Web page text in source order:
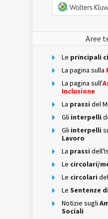
Aree
Le principali
La pagina sulla
La pagina sull'
Inclusione
La prassi del
Gli interpelli
Gli interpelli
Lavoro
La prassi
Le circolari/
Le circolari
Le Sentenze
Notizie sugli
Sociali